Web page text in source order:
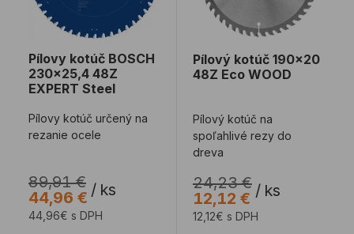
Pílovy kotúč BOSCH
230x25,4 48Z
EXPERT Steel
Pílovy kotúč určený na
rezanie ocele
89,91 €
44,96 € / ks
44,96€ s DPH
Pílový kotúč 190x20
48Z Eco WOOD
Pílový kotúč na
spoľahlivé rezy do
dreva
24,23 €
12,12 € / ks
12,12€ s DPH